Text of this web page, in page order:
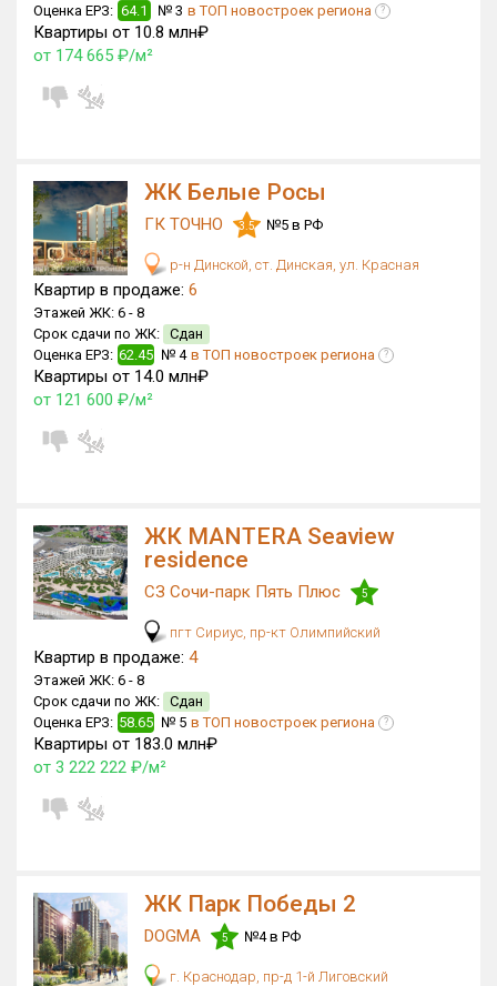
Блокированных домов
500 из 500
Квартир, апартаментов,
блоков в БД
Оценка ЕРЗ: 64.1 № 3 в ТОП новостроек региона ?
Квартиры от 10.8 млн₽
от 174 665 ₽/м²
ЖК Белые Росы
ГК ТОЧНО 3.5 №5 в РФ
р-н Динской, ст. Динская, ул. Красная
Квартир в продаже: 6
Этажей ЖК: 6 - 8
Срок сдачи по ЖК: Сдан
Оценка ЕРЗ: 62.45 № 4 в ТОП новостроек региона ?
Квартиры от 14.0 млн₽
от 121 600 ₽/м²
ЖК MANTERA Seaview
residence
СЗ Сочи-парк Пять Плюс 5
пгт Сириус, пр-кт Олимпийский
Квартир в продаже: 4
Этажей ЖК: 6 - 8
Срок сдачи по ЖК: Сдан
Оценка ЕРЗ: 58.65 № 5 в ТОП новостроек региона ?
Квартиры от 183.0 млн₽
от 3 222 222 ₽/м²
ЖК Парк Победы 2
DOGMA 5 №4 в РФ
г. Краснодар, пр-д 1-й Лиговский